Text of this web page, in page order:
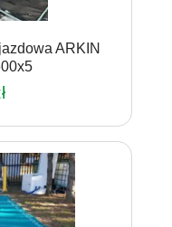
ARKIN